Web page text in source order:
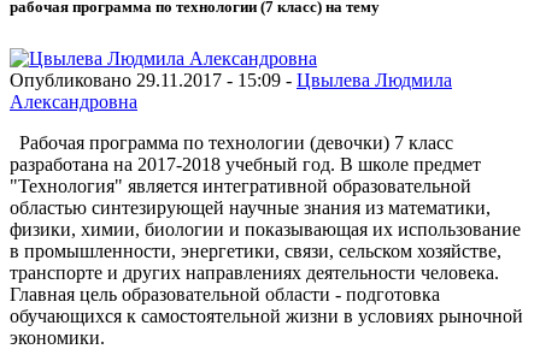
рабочая программа по технологии (7 класс) на тему
Опубликовано 29.11.2017 - 15:09 - Цвылева Людмила
Александровна
Рабочая программа по технологии (девочки) 7 класс
разработана на 2017-2018 учебный год. В школе предмет
"Технология" является интегративной образовательной
областью синтезирующей научные знания из математики,
физики, химии, биологии и показывающая их использование
в промышленности, энергетики, связи, сельском хозяйстве,
транспорте и других направлениях деятельности человека.
Главная цель образовательной области - подготовка
обучающихся к самостоятельной жизни в условиях рыночной
экономики.